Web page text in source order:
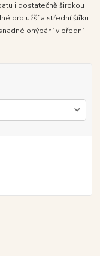
i dostatečně širokou
pro užší a střední šířku
ohýbání v přední